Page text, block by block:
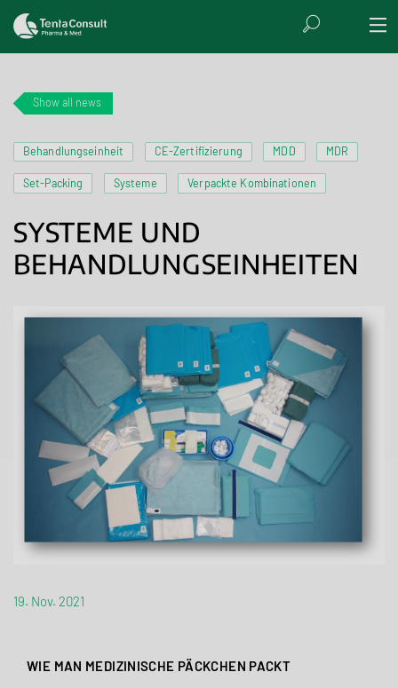
Show all news
Behandlungseinheit CE-Zertifizierung MDD MDR
Set-Packing Systeme Verpackte Kombinationen
SYSTEME UND
BEHANDLUNGSEINHEITEN
19. Nov. 2021
WIE MAN MEDIZINISCHE PÄCKCHEN PACKT